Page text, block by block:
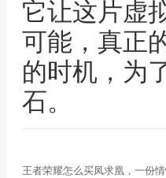
它让这片虚
可能，真正
的时机，为
石。
王者荣耀怎么买凤求凰，一份